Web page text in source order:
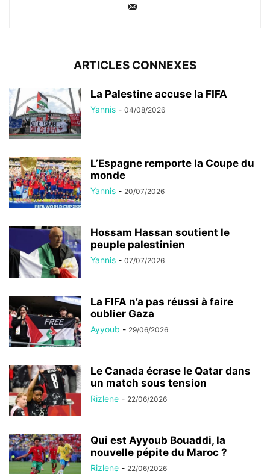
ARTICLES CONNEXES
La Palestine accuse la FIFA
Yannis - 04/08/2026
L’Espagne remporte la Coupe du
monde
Yannis - 20/07/2026
Hossam Hassan soutient le
peuple palestinien
Yannis - 07/07/2026
La FIFA n’a pas réussi à faire
oublier Gaza
Ayyoub - 29/06/2026
Le Canada écrase le Qatar dans
un match sous tension
Rizlene - 22/06/2026
Qui est Ayyoub Bouaddi, la
nouvelle pépite du Maroc ?
Rizlene - 22/06/2026